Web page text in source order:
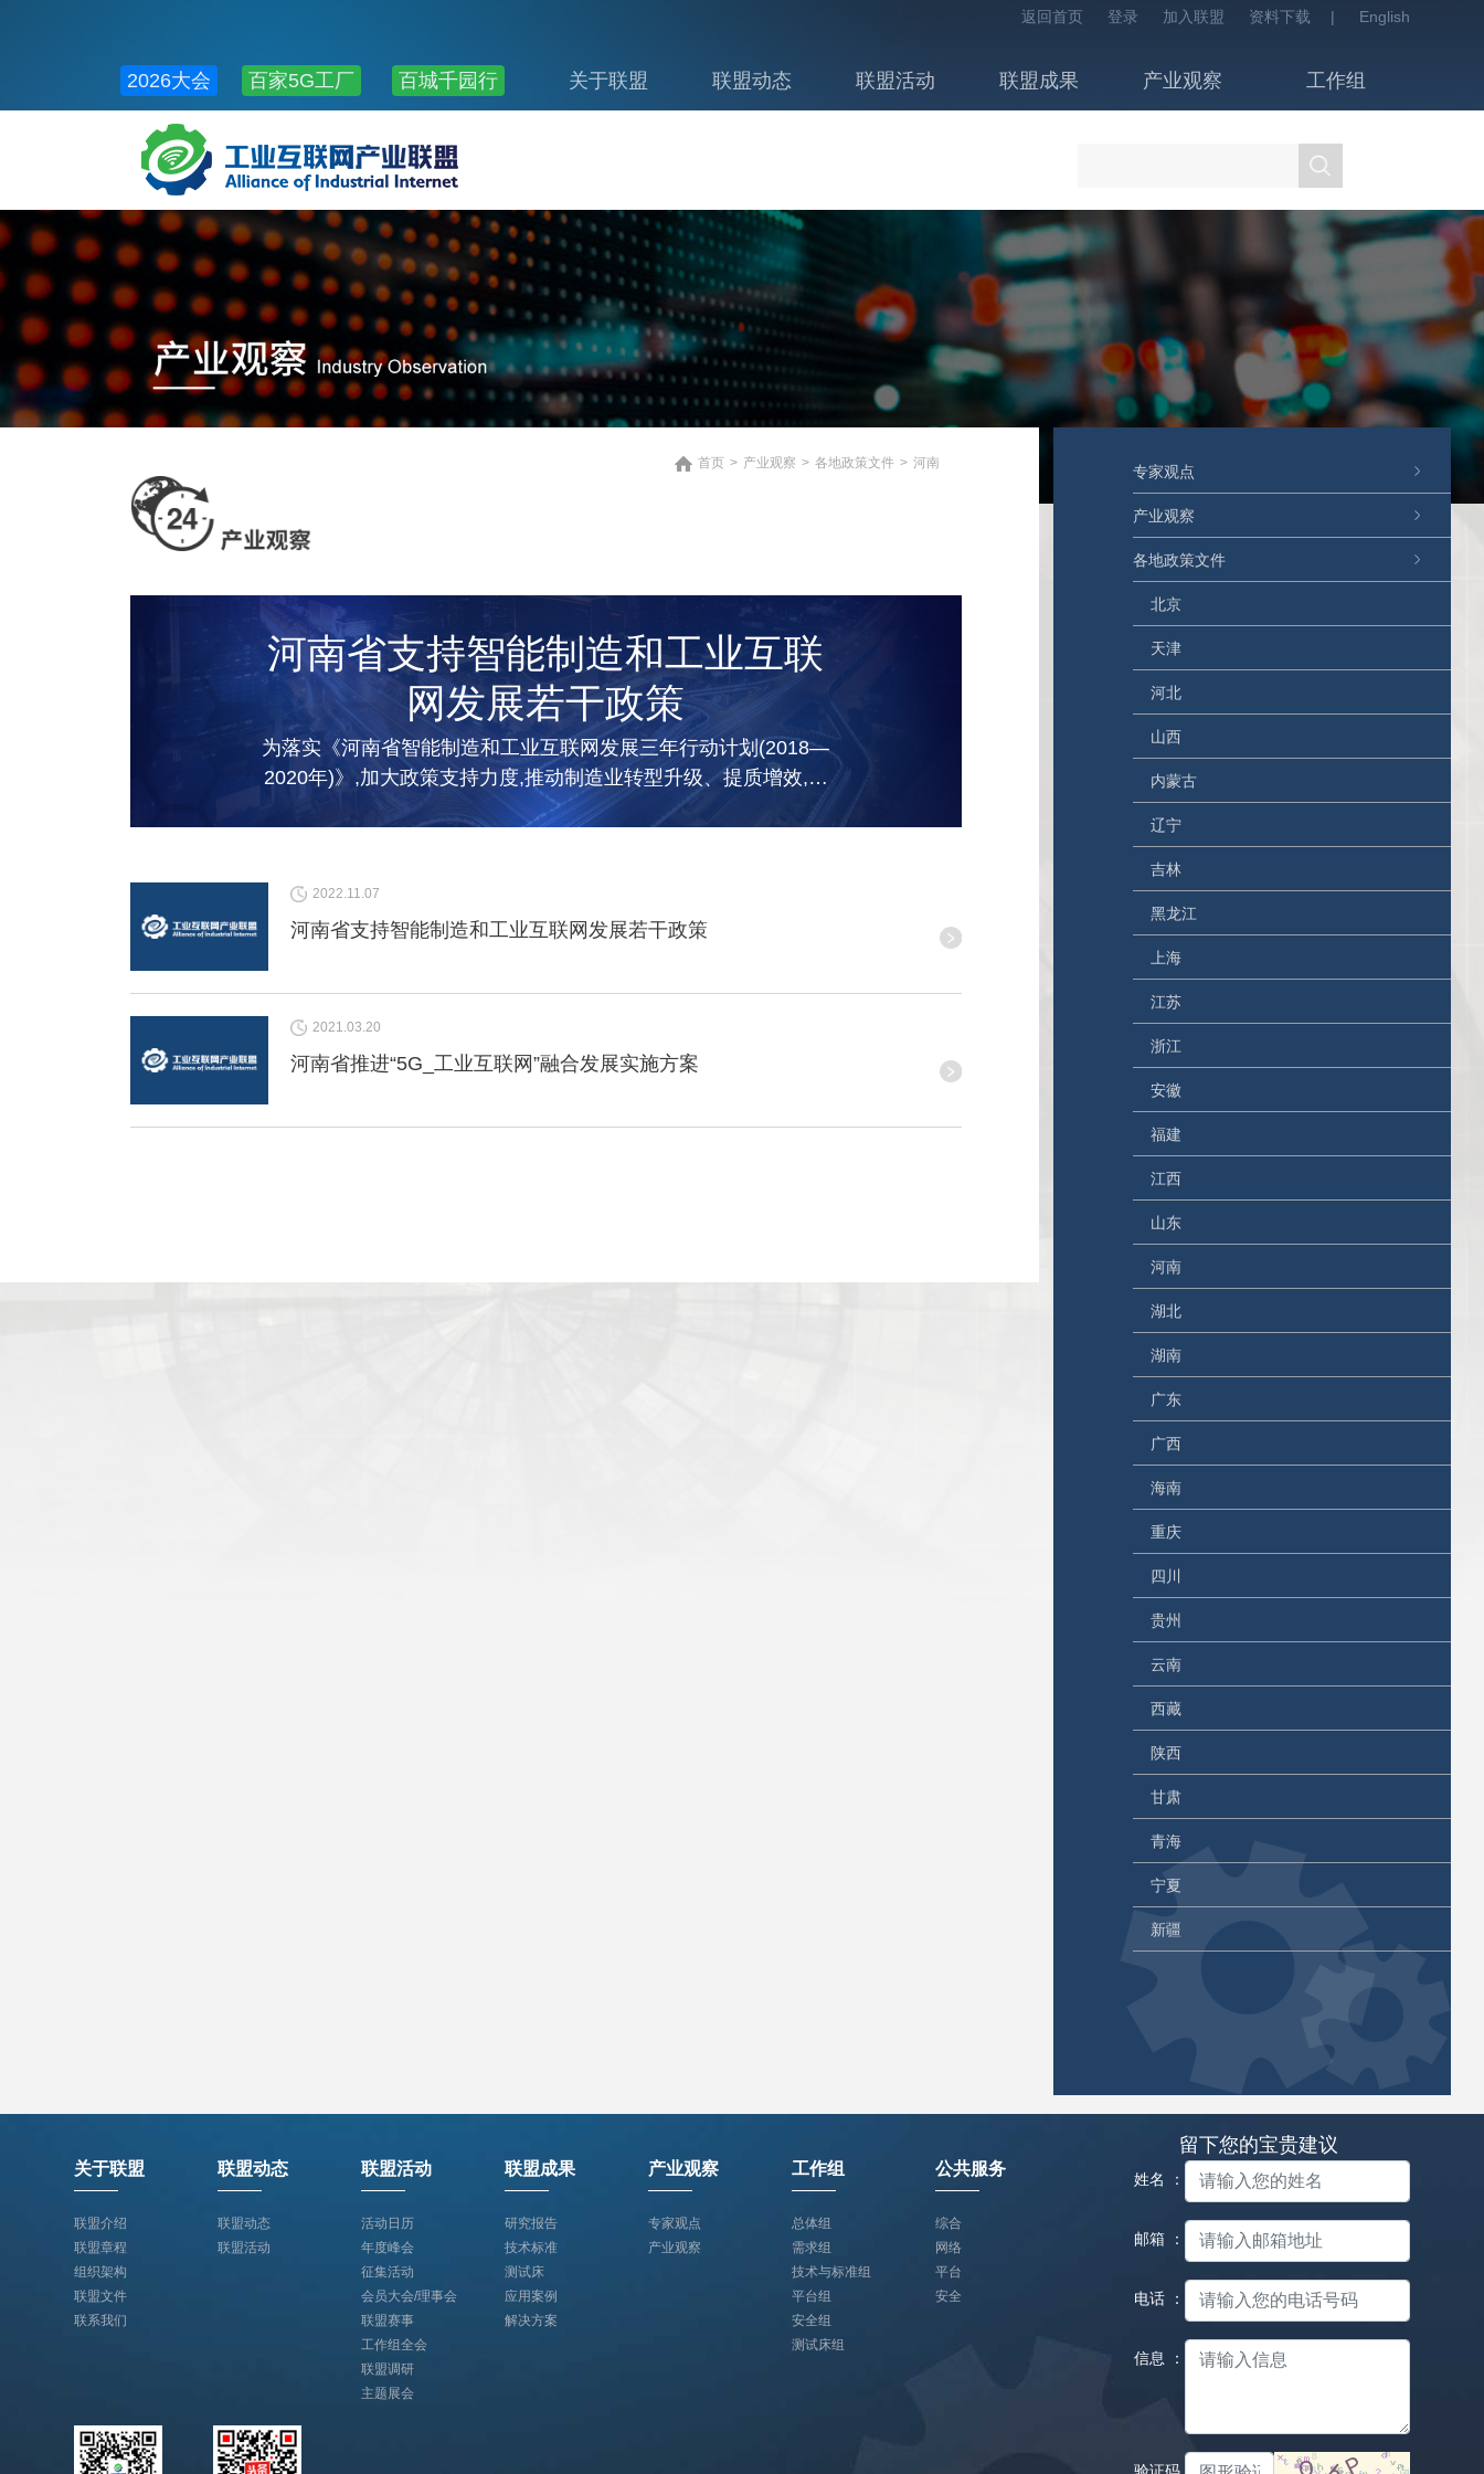
返回首页 登录 加入联盟 资料下载 | English
2026大会 百家5G工厂 百城千园行 关于联盟 联盟动态 联盟活动 联盟成果 产业观察
工作组
公共服务
专家观点
产业观察
各地政策文件
北京
天津
河北
山西
内蒙古
辽宁
吉林
黑龙江
上海
江苏
浙江
安徽
福建
江西
山东
河南
湖北
湖南
广东
广西
海南
重庆
四川
贵州
云南
西藏
陕西
甘肃
青海
宁夏
新疆
首页 > 产业观察 > 各地政策文件 > 河南
河南省支持智能制造和工业互联
网发展若干政策
为落实《河南省智能制造和工业互联网发展三年行动计划(2018—
2020年)》,加大政策支持力度,推动制造业转型升级、提质增效,制
定如下支持政策。 一、支持智能...
2022.11.07
河南省支持智能制造和工业互联网发展若干政策
2021.03.20
河南省推进“5G_工业互联网”融合发展实施方案
关于联盟
联盟介绍
联盟章程
组织架构
联盟文件
联系我们
联盟动态
联盟动态
联盟活动
联盟活动
活动日历
年度峰会
征集活动
会员大会/理事会
联盟赛事
工作组全会
联盟调研
主题展会
联盟成果
研究报告
技术标准
测试床
应用案例
解决方案
产业观察
专家观点
产业观察
工作组
总体组
需求组
技术与标准组
平台组
安全组
测试床组
公共服务
综合
网络
平台
安全
留下您的宝贵建议
姓名 ：
邮箱 ：
电话 ：
信息 ：